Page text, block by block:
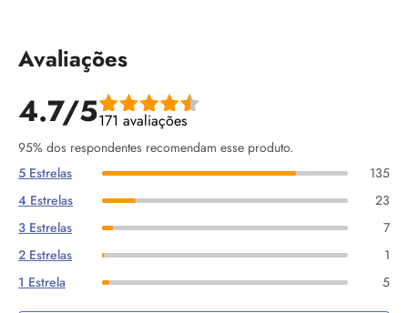
Avaliações
4.7/5171 avaliações
95% dos respondentes recomendam esse produto.
5 Estrelas
135
4 Estrelas
23
3 Estrelas
7
2 Estrelas
1
1 Estrela
5